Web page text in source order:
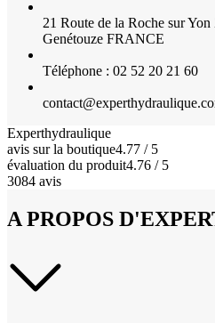
21 Route de la Roche sur
Genétouze FRANCE
Téléphone : 02 52 20 21 60
Experthydraulique
avis sur la boutique4.77 / 5
évaluation du produit4.76 / 5
3084 avis
A PROPOS